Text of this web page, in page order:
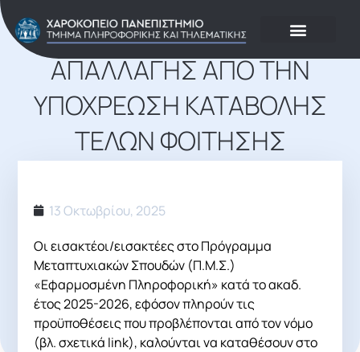
ΑΝΑΚΟΊΝΩΣΗ ΓΙΑ ΑΙΤΉΣΕΙΣ
ΑΠΑΛΛΑΓΉΣ ΑΠΌ ΤΗΝ
ΥΠΟΧΡΈΩΣΗ ΚΑΤΑΒΟΛΉΣ
ΤΕΛΏΝ ΦΟΊΤΗΣΗΣ
13 Οκτωβρίου, 2025
Οι εισακτέοι/εισακτέες στο Πρόγραμμα
Μεταπτυχιακών Σπουδών (Π.Μ.Σ.)
«Εφαρμοσμένη Πληροφορική» κατά το ακαδ.
έτος 2025-2026, εφόσον πληρούν τις
προϋποθέσεις που προβλέπονται από τον νόμο
(βλ. σχετικά link), καλούνται να καταθέσουν στο